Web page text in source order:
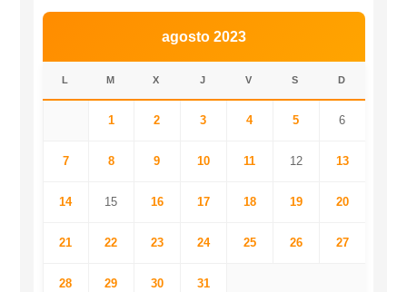
agosto 2023
L M X J V S D
1 2 3 4 5 6
7 8 9 10 11 12 13
14 15 16 17 18 19 20
21 22 23 24 25 26 27
28 29 30 31